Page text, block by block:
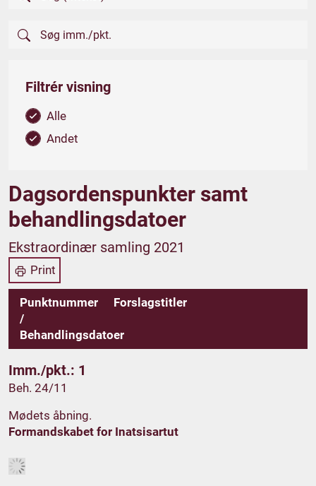
Filtrér visning
Alle
Andet
Dagsordenspunkter samt
behandlingsdatoer
Ekstraordinær samling 2021
Print
Punktnummer
/
Behandlingsdatoer
Forslagstitler
Imm./pkt.: 1
Beh. 24/11
Mødets åbning.
Formandskabet for Inatsisartut